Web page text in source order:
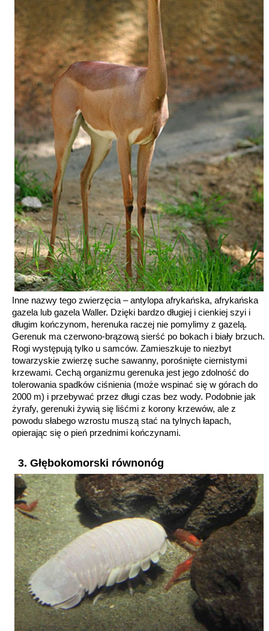
Inne nazwy tego zwierzęcia – antylopa afrykańska, afrykańska
gazela lub gazela Waller. Dzięki bardzo długiej i cienkiej szyi i
długim kończynom, herenuka raczej nie pomylimy z gazelą.
Gerenuk ma czerwono-brązową sierść po bokach i biały brzuch.
Rogi występują tylko u samców. Zamieszkuje to niezbyt
towarzyskie zwierzę suche sawanny, porośnięte ciernistymi
krzewami. Cechą organizmu gerenuka jest jego zdolność do
tolerowania spadków ciśnienia (może wspinać się w górach do
2000 m) i przebywać przez długi czas bez wody. Podobnie jak
żyrafy, gerenuki żywią się liśćmi z korony krzewów, ale z
powodu słabego wzrostu muszą stać na tylnych łapach,
opierając się o pień przednimi kończynami.
3. Głębokomorski równonóg